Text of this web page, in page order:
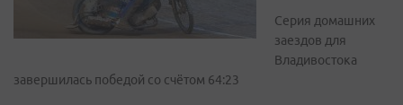
Серия домашних
заездов для
Владивостока
завершилась победой со счётом 64:23